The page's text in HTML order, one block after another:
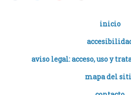
inicio
aviso legal: acceso, uso y
mapa del